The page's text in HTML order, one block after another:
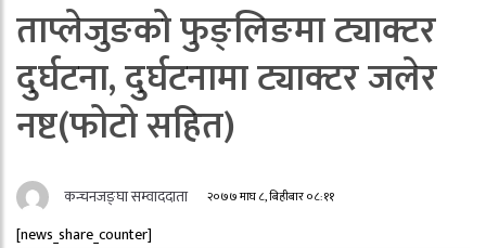
ताप्लेजुङको फुङ्लिङमा ट्याक्टर
दुर्घटना, दुर्घटनामा ट्याक्टर जलेर
नष्ट(फोटो सहित)
कन्चनजङ्घा सम्वाददाता २०७७ माघ ८, बिहीबार ०८:११
[news_share_counter]